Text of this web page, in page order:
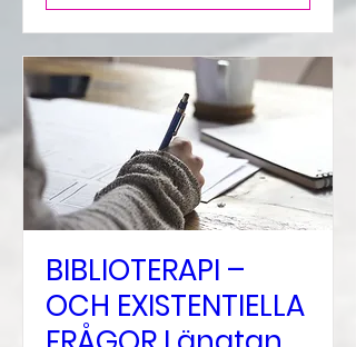
BIBLIOTERAPI –
OCH EXISTENTIELLA